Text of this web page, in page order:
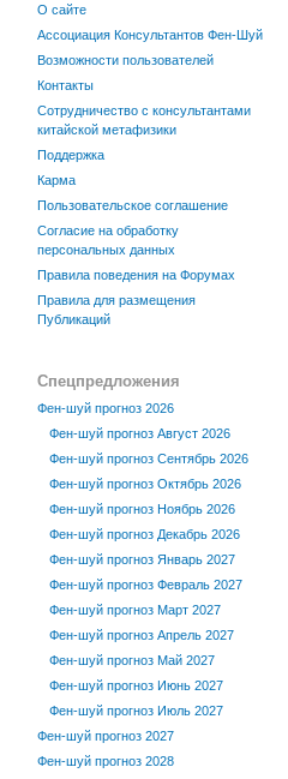
О сайте
Ассоциация Консультантов Фен-Шуй
Возможности пользователей
Контакты
Сотрудничество с консультантами
китайской метафизики
Поддержка
Карма
Пользовательское соглашение
Согласие на обработку
персональных данных
Правила поведения на Форумах
Правила для размещения
Публикаций
Спецпредложения
Фен-шуй прогноз 2026
Фен-шуй прогноз Август 2026
Фен-шуй прогноз Сентябрь 2026
Фен-шуй прогноз Октябрь 2026
Фен-шуй прогноз Ноябрь 2026
Фен-шуй прогноз Декабрь 2026
Фен-шуй прогноз Январь 2027
Фен-шуй прогноз Февраль 2027
Фен-шуй прогноз Март 2027
Фен-шуй прогноз Апрель 2027
Фен-шуй прогноз Май 2027
Фен-шуй прогноз Июнь 2027
Фен-шуй прогноз Июль 2027
Фен-шуй прогноз 2027
Фен-шуй прогноз 2028